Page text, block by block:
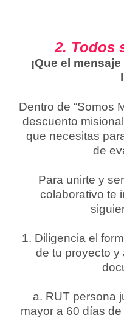
2. Todos
¡Que el
Dentro de “Somos
descuento
que necesitas
de
Para unirte y
colaborativo te
1. Diligencia el
de tu proyecto y
a. RUT persona
mayor a 60 días